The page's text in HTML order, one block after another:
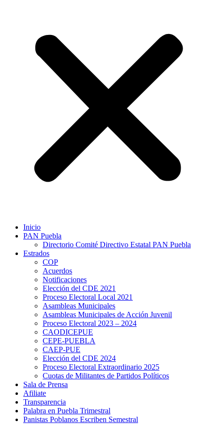
Inicio
PAN Puebla
Directorio Comité Directivo Estatal PAN Puebla
Estrados
COP
Acuerdos
Notificaciones
Elección del CDE 2021
Proceso Electoral Local 2021
Asambleas Municipales
Asambleas Municipales de Acción Juvenil
Proceso Electoral 2023 – 2024
CAODICEPUE
CEPE-PUEBLA
CAEP-PUE
Elección del CDE 2024
Proceso Electoral Extraordinario 2025
Cuotas de Militantes de Partidos Políticos
Sala de Prensa
Afiliate
Transparencia
Palabra en Puebla Trimestral
Panistas Poblanos Escriben Semestral